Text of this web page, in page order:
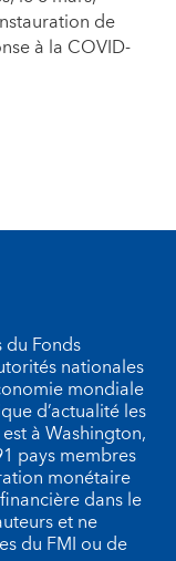
de
à la COVID-
du Fonds
nationales
mondiale
d’actualité les
à Washington,
pays membres
monétaire
dans le
et ne
du FMI ou de